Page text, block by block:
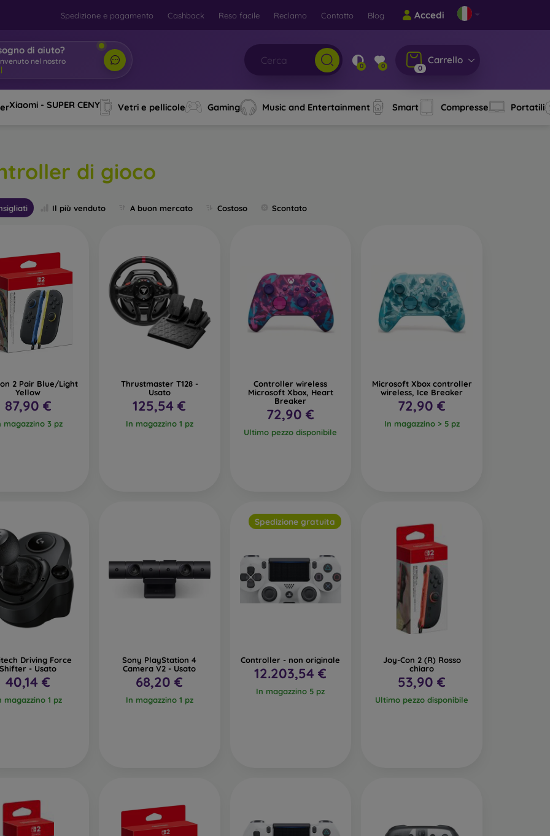
Spedizione e pagamento Cashback Reso facile Reclamo Contatto Blog Accedi
di aiuto?
0 0 0
Carrello
Xiaomi - SUPER CENY Vetri e pellicole Gaming Music and Entertainment Smart Compresse Portatili
di gioco
Il più venduto A buon mercato Costoso Scontato
2 Pair Blue/Light
Yellow
87,90 €
magazzino 3 pz
Thrustmaster T128 -
Usato
125,54 €
In magazzino 1 pz
Controller wireless
Microsoft Xbox, Heart
Breaker
72,90 €
Ultimo pezzo disponibile
Microsoft Xbox controller
wireless, Ice Breaker
72,90 €
In magazzino > 5 pz
Driving Force
Shifter - Usato
40,14 €
magazzino 1 pz
Sony PlayStation 4
Camera V2 - Usato
68,20 €
In magazzino 1 pz
Spedizione gratuita
Controller - non originale
12.203,54 €
In magazzino 5 pz
Joy-Con 2 (R) Rosso
chiaro
53,90 €
Ultimo pezzo disponibile